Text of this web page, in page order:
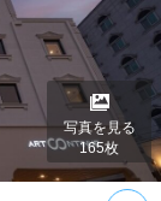
写真を見る
165枚